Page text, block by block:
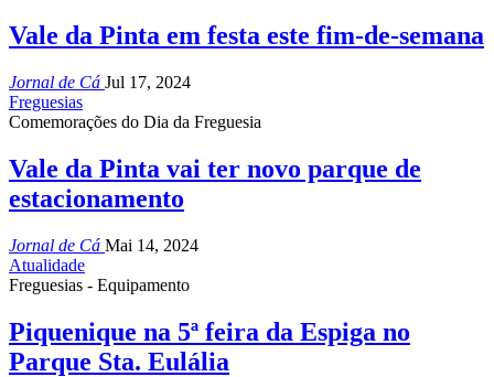
Vale da Pinta em festa este fim-de-semana
Jornal de Cá Jul 17, 2024
Freguesias
Comemorações do Dia da Freguesia
Vale da Pinta vai ter novo parque de
estacionamento
Jornal de Cá Mai 14, 2024
Atualidade
Freguesias - Equipamento
Piquenique na 5ª feira da Espiga no
Parque Sta. Eulália